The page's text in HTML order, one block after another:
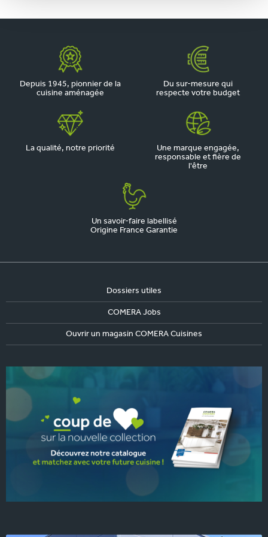
Depuis 1945, pionnier de la
cuisine aménagée
Du sur-mesure qui
respecte votre budget
La qualité, notre priorité
Une marque engagée,
responsable et fière de
l'être
Un savoir-faire labellisé
Origine France Garantie
Dossiers utiles
COMERA Jobs
Ouvrir un magasin COMERA Cuisines